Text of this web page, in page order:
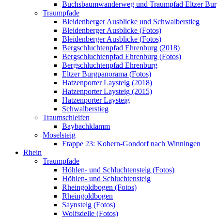
Buchsbaumwanderweg und Traumpfad Eltzer
Traumpfade
Bleidenberger Ausblicke und Schwalberstieg
Bleidenberger Ausblicke (Fotos)
Bleidenberger Ausblicke (Fotos)
Bergschluchtenpfad Ehrenburg (2018)
Bergschluchtenpfad Ehrenburg (Fotos)
Bergschluchtenpfad Ehrenburg
Eltzer Burgpanorama (Fotos)
Hatzenporter Laysteig (2018)
Hatzenporter Laysteig (2015)
Hatzenporter Laysteig
Schwalberstieg
Traumschleifen
Baybachklamm
Moselsteig
Etappe 23: Kobern-Gondorf nach Winningen
Rhein
Traumpfade
Höhlen- und Schluchtensteig (Fotos)
Höhlen- und Schluchtensteig
Rheingoldbogen (Fotos)
Rheingoldbogen
Saynsteig (Fotos)
Wolfsdelle (Fotos)